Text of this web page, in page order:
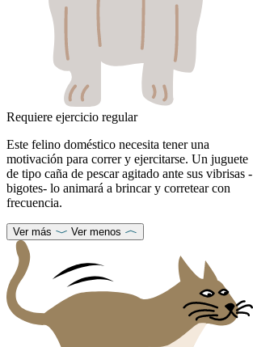
Requiere ejercicio regular
Este felino doméstico necesita tener una
motivación para correr y ejercitarse. Un juguete
de tipo caña de pescar agitado ante sus vibrisas -
bigotes- lo animará a brincar y corretear con
frecuencia.
Ver más Ver menos